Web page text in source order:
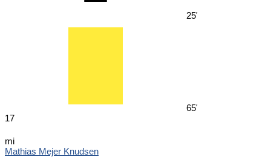
25'
65'
17
mi
Mathias Mejer Knudsen